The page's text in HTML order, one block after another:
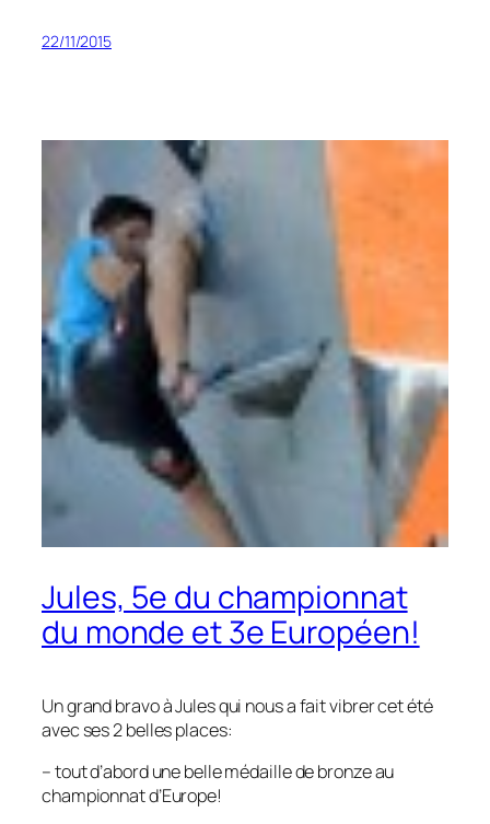
22/11/2015
Jules, 5e du championnat
du monde et 3e Européen!
Un grand bravo à Jules qui nous a fait vibrer cet été
avec ses 2 belles places:
– tout d’abord une belle médaille de bronze au
championnat d’Europe!